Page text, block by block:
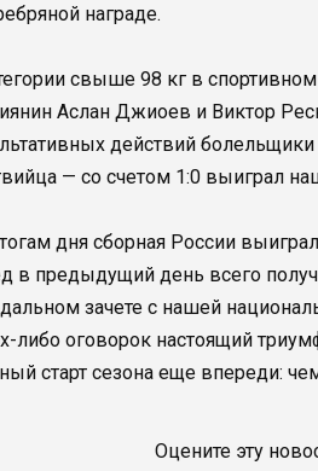
награде.
свыше 98 кг в
Аслан Джиоев и Виктор
действий
— со счетом 1:0 выиграл
дня сборная России
в предыдущий день всего
зачете с нашей
либо оговорок настоящий
старт сезона еще впереди:
Оцените эту